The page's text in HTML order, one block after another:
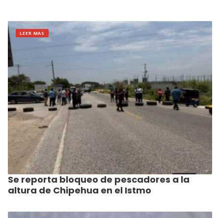
LEER MAS
Se reporta bloqueo de pescadores a la
altura de Chipehua en el Istmo